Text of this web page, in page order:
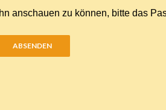
anschauen zu können, bitte das